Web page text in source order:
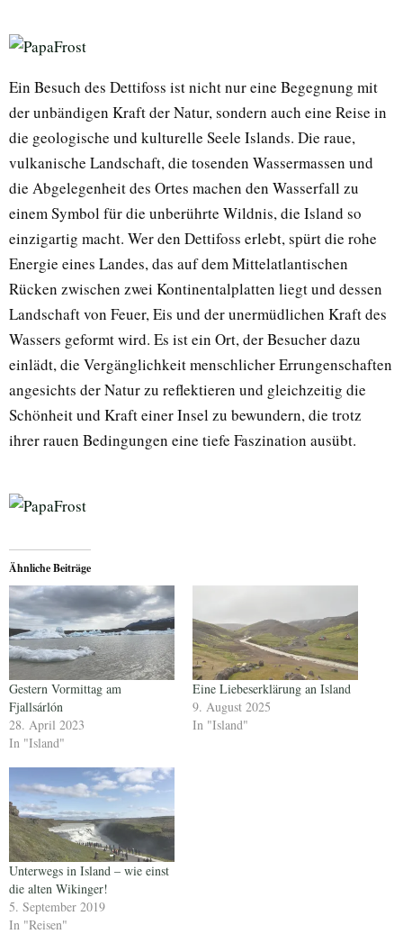
Ein Besuch des Dettifoss ist nicht nur eine Begegnung mit
der unbändigen Kraft der Natur, sondern auch eine Reise in
die geologische und kulturelle Seele Islands. Die raue,
vulkanische Landschaft, die tosenden Wassermassen und
die Abgelegenheit des Ortes machen den Wasserfall zu
einem Symbol für die unberührte Wildnis, die Island so
einzigartig macht. Wer den Dettifoss erlebt, spürt die rohe
Energie eines Landes, das auf dem Mittelatlantischen
Rücken zwischen zwei Kontinentalplatten liegt und dessen
Landschaft von Feuer, Eis und der unermüdlichen Kraft des
Wassers geformt wird. Es ist ein Ort, der Besucher dazu
einlädt, die Vergänglichkeit menschlicher Errungenschaften
angesichts der Natur zu reflektieren und gleichzeitig die
Schönheit und Kraft einer Insel zu bewundern, die trotz
ihrer rauen Bedingungen eine tiefe Faszination ausübt.
Ähnliche Beiträge
Gestern Vormittag am
Fjallsárlón
28. April 2023
In "Island"
Eine Liebeserklärung an Island
9. August 2025
In "Island"
Unterwegs in Island – wie einst
die alten Wikinger!
5. September 2019
In "Reisen"